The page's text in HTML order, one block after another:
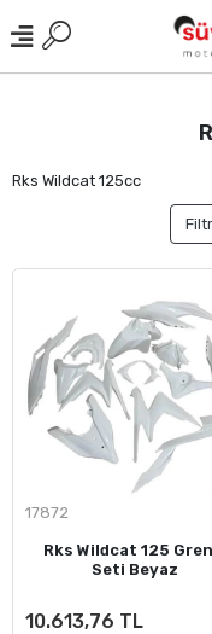
Rks Wildcat 125cc
17872
Rks Wildcat 125
Seti Beyaz
10.613,76 TL